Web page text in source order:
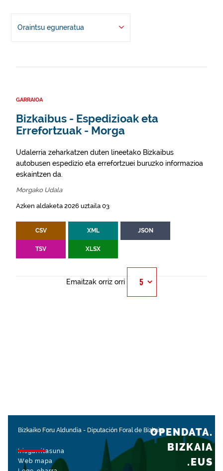
Oraintsu eguneratua
GARRAIOA
Bizkaibus - Espedizioak eta
Errefortzuak - Morga
Udalerria zeharkatzen duten lineetako Bizkaibus
autobusen espedizio eta errefortzuei buruzko informazioa
eskaintzen da.
Morgako Udala
Azken aldaketa 2026 uztaila 03
CSV XML JSON
TSV XLSX
Emaitzak orriz orri
Bizkaiko Foru Aldundia - Diputación Foral de Bizkaia
Irisgarritasuna
Web mapa
OPENDATA.
BIZKAIA
.EUS